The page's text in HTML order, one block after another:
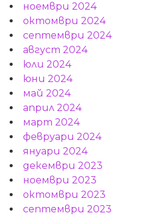
ноември 2024
октомври 2024
септември 2024
август 2024
юли 2024
юни 2024
май 2024
април 2024
март 2024
февруари 2024
януари 2024
декември 2023
ноември 2023
октомври 2023
септември 2023